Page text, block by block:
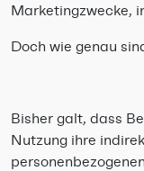
Marketingzwecke,
Doch wie genau
Bisher galt, dass
Nutzung ihre